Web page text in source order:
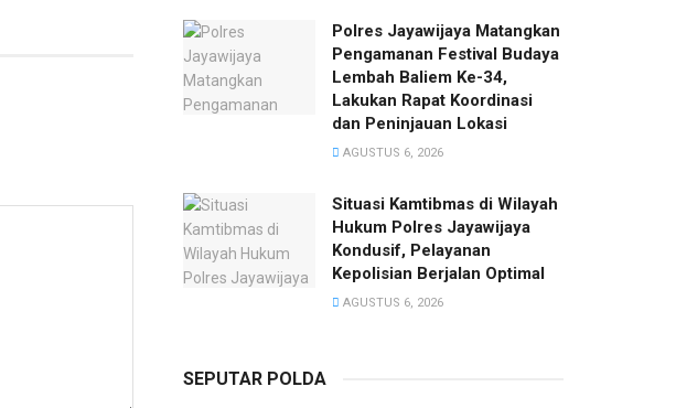
Polres Jayawijaya Matangkan
Pengamanan Festival Budaya
Lembah Baliem Ke-34,
Lakukan Rapat Koordinasi
dan Peninjauan Lokasi
AGUSTUS 6, 2026
Situasi Kamtibmas di Wilayah
Hukum Polres Jayawijaya
Kondusif, Pelayanan
Kepolisian Berjalan Optimal
AGUSTUS 6, 2026
SEPUTAR POLDA